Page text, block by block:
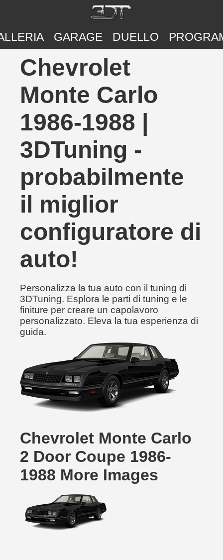
GARAGE DUELLO
Chevrolet
Monte Carlo
1986-1988 |
3DTuning -
probabilmente
il miglior
configuratore di
auto!
Personalizza la tua auto con il tuning di
3DTuning. Esplora le parti di tuning e le
finiture per creare un capolavoro
personalizzato. Eleva la tua esperienza di
guida.
Chevrolet Monte Carlo
2 Door Coupe 1986-
1988 More Images